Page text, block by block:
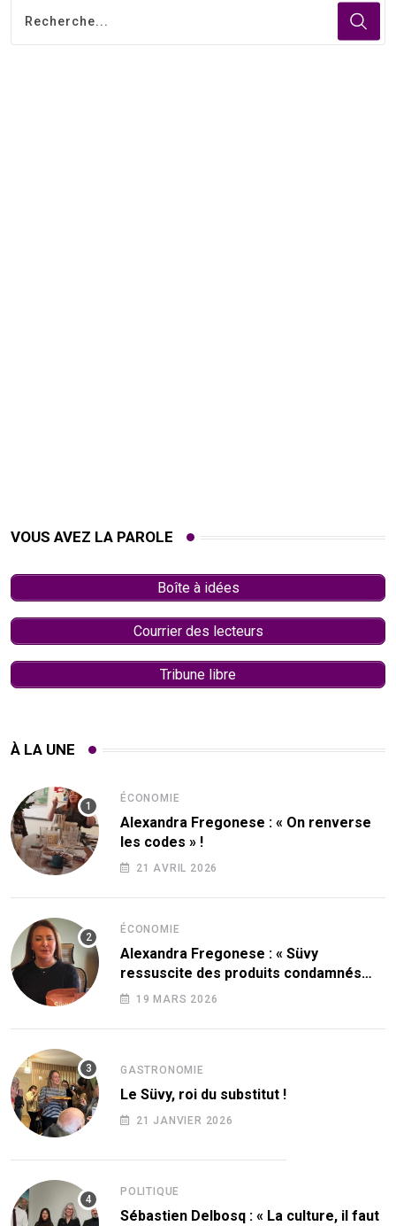
VOUS AVEZ LA PAROLE
Boîte à idées
Courrier des lecteurs
Tribune libre
À LA UNE
ÉCONOMIE
Alexandra Fregonese : « On renverse
les codes » !
21 AVRIL 2026
ÉCONOMIE
Alexandra Fregonese : « Süvy
ressuscite des produits condamnés
par le sucre ! »
19 MARS 2026
GASTRONOMIE
Le Süvy, roi du substitut !
21 JANVIER 2026
POLITIQUE
Sébastien Delbosq : « La culture, il faut